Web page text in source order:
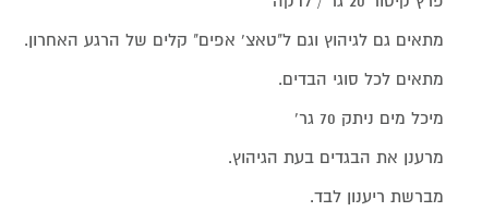
מתאים גם לגיהוץ וגם ל"טאצ' אפים" קלים של הרגע האחרון.
מתאים לכל סוגי הבדים.
מיכל מים ניתק 70 גר'
מרענן את הבגדים בעת הגיהוץ.
מברשת ריענון לבד.